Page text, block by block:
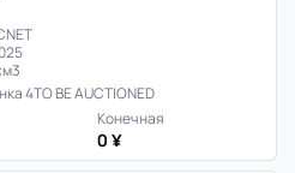
4TO BE AUCTIONED
Конечная
0 ¥